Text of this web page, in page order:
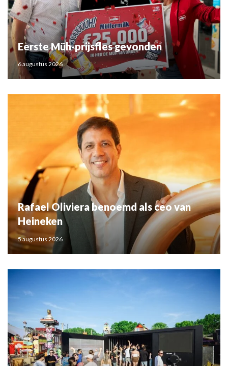
Eerste Müh-prijsfles gevonden
6 augustus 2026
Rafael Oliviera benoemd als ceo van
Heineken
5 augustus 2026